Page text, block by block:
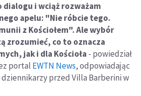
i wciąż rozważam
apelu: "Nie róbcie tego.
z Kościołem". Ale wybór
zrozumieć, co to oznacza
jak i dla Kościoła - powiedział
portal EWTN News, odpowiadając
dziennikarzy przed Villa Barberini w